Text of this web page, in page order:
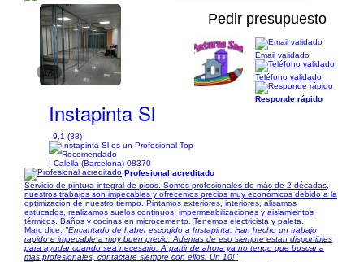
1/9
Pedir presupuesto
Instapinta Sl
9,1 (38)
| Calella (Barcelona) 08370
Email validado
Teléfono validado
Responde rápido
Profesional acreditado
Servicio de pintura integral de pisos. Somos profesionales de más de 2 décadas,
nuestros trabajos son impecables y ofrecemos precios muy económicos debido a la
optimización de nuestro tiempo. Pintamos exteriores, interiores, alisamos
estucados, realizamos suelos continuos, impermeabilizaciones y aislamientos
térmicos. Baños y cocinas en microcemento. Tenemos electricista y paleta.
Marc dice: "Encantado de haber escogido a Instapinta. Han hecho un trabajo
rapido e impecable a muy buen precio. Ademas de eso siempre estan disponibles
para ayudar cuando sea necesario. A partir de ahora ya no tengo que buscar a
mas profesionales, contactare siempre con ellos. Un 10!"